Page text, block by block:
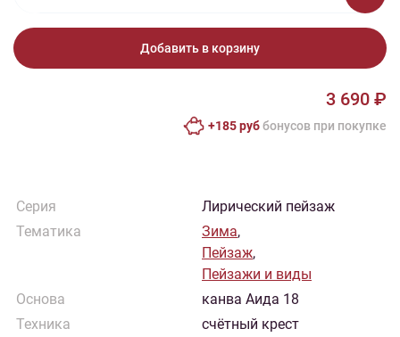
Добавить в корзину
3 690 ₽
+185 руббонусов при покупке
Серия
Лирический пейзаж
Тематика
Зима,
Пейзаж,
Пейзажи и виды
Основа
канва Аида 18
Техника
счётный крест